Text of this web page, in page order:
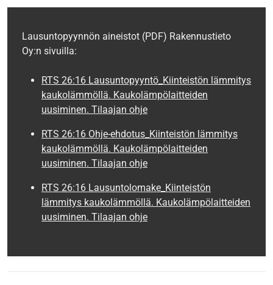
Lausuntopyynnön aineistot (PDF) Rakennustieto
Oy:n sivuilla:
RTS 26:16 Lausuntopyyntö_Kiinteistön lämmitys
kaukolämmöllä. Kaukolämpölaitteiden
uusiminen. Tilaajan ohje
RTS 26:16 Ohje-ehdotus_Kiinteistön lämmitys
kaukolämmöllä. Kaukolämpölaitteiden
uusiminen. Tilaajan ohje
RTS 26:16 Lausuntolomake_Kiinteistön
lämmitys kaukolämmöllä. Kaukolämpölaitteiden
uusiminen. Tilaajan ohje